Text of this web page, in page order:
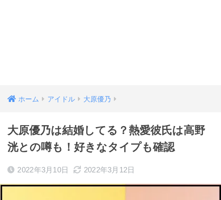
ホーム アイドル 大原優乃
大原優乃は結婚してる？熱愛彼氏は高野
洸との噂も！好きなタイプも確認
2022年3月10日 2022年3月12日